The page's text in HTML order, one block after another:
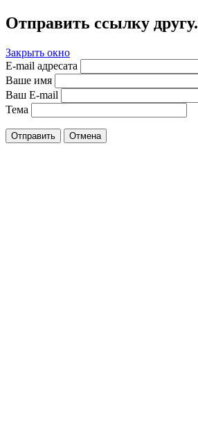
Отправить ссылку другу.
Закрыть окно
E-mail адресата
Ваше имя
Ваш E-mail
Тема
Отправить Отмена